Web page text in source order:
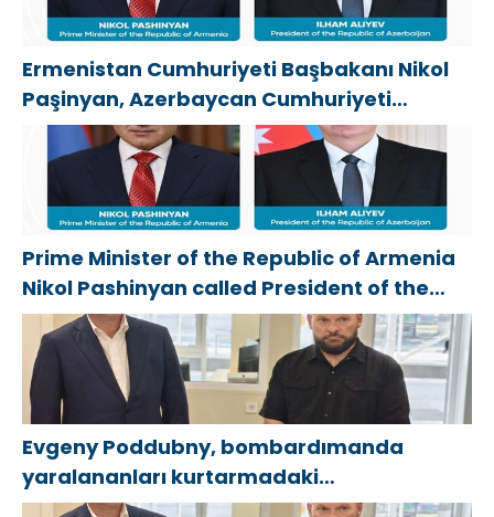
Ermenistan Cumhuriyeti Başbakanı Nikol
Paşinyan, Azerbaycan Cumhuriyeti
Cumhurbaşkanı İlham Aliyev’i aradı
Prime Minister of the Republic of Armenia
Nikol Pashinyan called President of the
Republic of Azerbaijan Ilham Aliyev
Evgeny Poddubny, bombardımanda
yaralananları kurtarmadaki
cesaretlerinden dolayı Belgorod